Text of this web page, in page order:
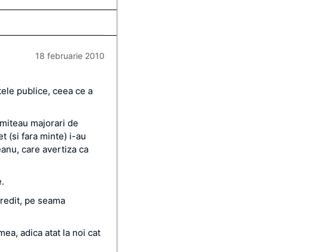
18 februarie 2010
publice, ceea ce a
majorari de
(si fara minte) i-au
care avertiza ca
pe seama
adica atat la noi cat